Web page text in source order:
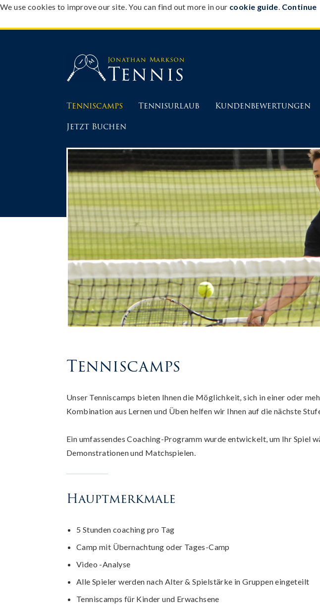
We use cookies to improve our site. You can find out more in our cookie guide. Continue
Tenniscamps Tennisurlaub Kundenbewertungen
Jetzt Buchen
Tenniscamps
Unser Tenniscamps bieten Ihnen die Möglichkeit, sich in einer oder
Kombination aus Lernen und Üben helfen wir Ihnen auf die nächste
Ein umfassendes Coaching-Programm wurde entwickelt, um Ihr Spiel
Demonstrationen und Matchspielen.
Hauptmerkmale
5 Stunden coaching pro Tag
Camp mit Übernachtung oder Tages-Camp
Video -Analyse
Alle Spieler werden nach Alter & Spielstärke in Gruppen eingeteilt
Tenniscamps für Kinder und Erwachsene